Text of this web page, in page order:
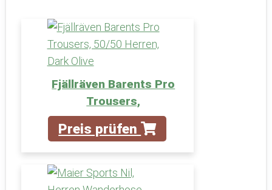
Fjällräven Barents Pro
Trousers,
Preis prüfen